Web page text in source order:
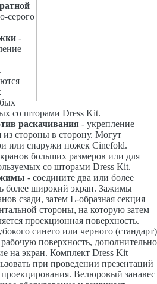
серого
-
со шторами Dress Kit.
раскачивания - укрепление
из стороны в сторону. Могут
или снаружи ножек Cinefold.
больших размеров или для
со шторами Dress Kit.
- соедините два или более
более широкий экран. Зажимы
сзади, затем L-образная секция
стороны, на которую затем
проекционная поверхность.
синего или черного (стандарт)
поверхность, дополнительно
на экран. Комплект Dress Kit
при проведении презентаций
Велюровый занавес